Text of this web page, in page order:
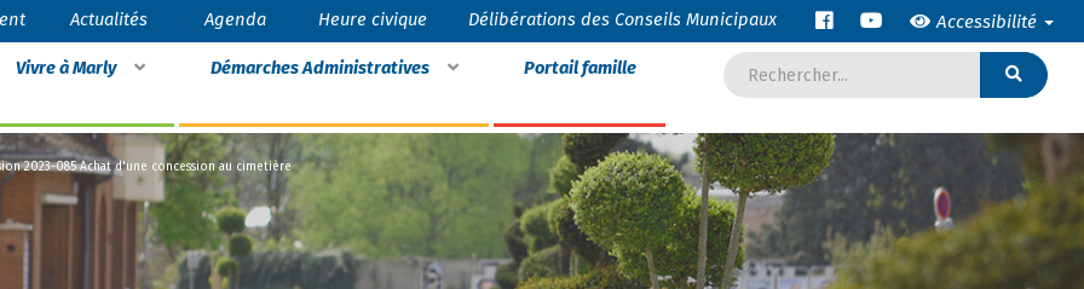
Actualités Agenda Heure civique Délibérations des Conseils Municipaux Accessibilité
Vivre à Marly Démarches Administratives Portail famille
2023-085 Achat d'une concession au cimetière